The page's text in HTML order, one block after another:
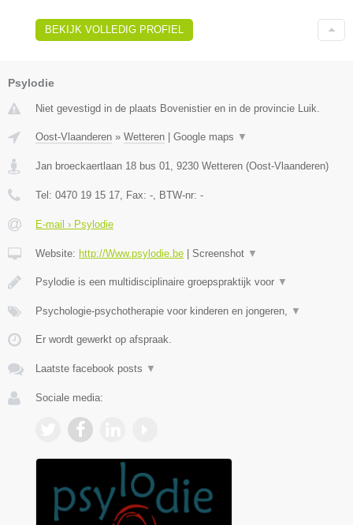
BEKIJK VOLLEDIG PROFIEL
Psylodie
Niet gevestigd in de plaats Bovenistier en in de provincie Luik.
Oost-Vlaanderen » Wetteren Google maps ▼
Jan broeckaertlaan 18 bus 01, 9230 Wetteren (Oost-Vlaanderen)
Tel: 0470 19 15 17, Fax: -, BTW-nr: -
E-mail › Psylodie
Website: http://Www.psylodie.be Screenshot ▼
Psylodie is een multidisciplinaire groepspraktijk voor ▼
Psychologie-psychotherapie voor kinderen en jongeren, ▼
Er wordt gewerkt op afspraak.
Laatste facebook posts ▼
Sociale media: